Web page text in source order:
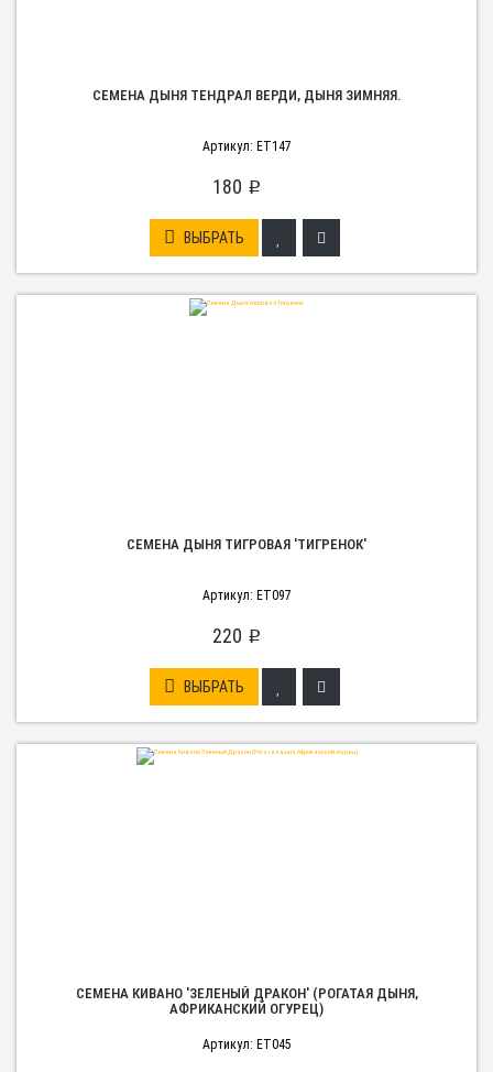
СЕМЕНА ДЫНЯ ТЕНДРАЛ ВЕРДИ, ДЫНЯ ЗИМНЯЯ.
Артикул: ET147
180 p
ВЫБРАТЬ
СЕМЕНА ДЫНЯ ТИГРОВАЯ 'ТИГРЕНОК'
Артикул: ET097
220 p
ВЫБРАТЬ
СЕМЕНА КИВАНО 'ЗЕЛЕНЫЙ ДРАКОН' (РОГАТАЯ ДЫНЯ,
АФРИКАНСКИЙ ОГУРЕЦ)
Артикул: ET045